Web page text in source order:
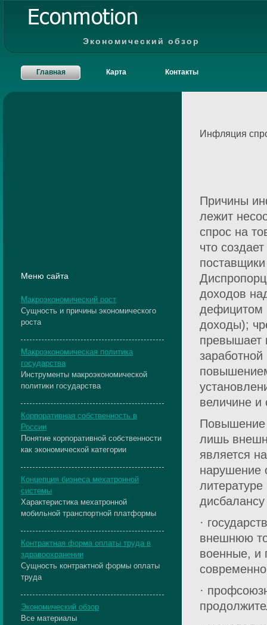
Экономический обзор
Главная Карта Контакты
Инфляция
Причины
лежит
спрос на
что
доходов
дефицитом
доходы);
превышает
величине и
Повышение
лишь
является
нарушение
·
внешнюю
военные, и
·
Меню сайта
Макроэкономический рост
Сущность и причины экономического
роста
Макроэкономическая политика
государства
Инструменты макроэкономической
политики государства
Корпоративная собственность в
России
Понятие корпоративной собственности
как экономической категории
Концепция бизнеса мехатронной
системы
Характеристика мехатронной
мобильной транспортной платформы
Контрактная форма оплаты труда в
здравоохранении
Сущность контрактной формы оплаты
труда
Экономический обзор
Все материалы